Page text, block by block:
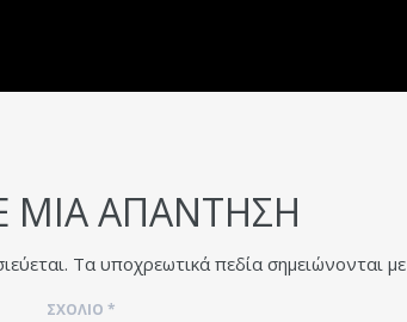
ΜΙΑ ΑΠΆΝΤΗΣΗ
Τα υποχρεωτικά πεδία σημειώνονται με
ΣΧΌΛΙΟ *